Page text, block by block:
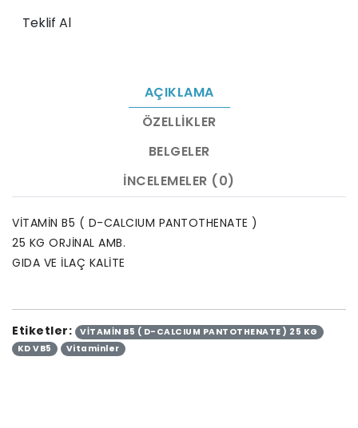
Teklif Al
AÇIKLAMA
ÖZELLIKLER
BELGELER
İNCELEMELER (0)
VİTAMİN B5 ( D-CALCIUM PANTOTHENATE )
25 KG ORJİNAL AMB.
GIDA VE İLAÇ KALİTE
Etiketler:
VİTAMİN B5 ( D-CALCIUM PANTOTHENATE ) 25 KG
KD VB5
Vitaminler